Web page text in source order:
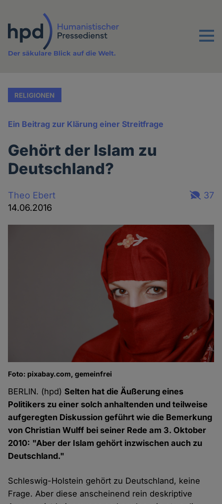
Inhalt
Menu
Der säkulare Blick auf die Welt.
RELIGIONEN
Ein Beitrag zur Klärung einer Streitfrage
Gehört der Islam zu
Deutschland?
Theo Ebert
14.06.2016
37
Foto: pixabay.com, gemeinfrei
BERLIN. (hpd)Selten hat die Äußerung eines
Politikers zu einer solch anhaltenden und teilweise
aufgeregten Diskussion geführt wie die Bemerkung
von Christian Wulff bei seiner Rede am 3. Oktober
2010: "Aber der Islam gehört inzwischen auch zu
Deutschland."
Schleswig-Holstein gehört zu Deutschland, keine
Frage. Aber diese anscheinend rein deskriptive